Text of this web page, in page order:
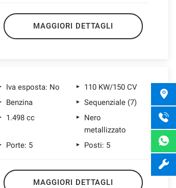
MAGGIORI DETTAGLI
Iva esposta: No
110 KW/150 CV
Benzina
Sequenziale (7)
1.498 cc
Nero
metallizzato
Porte: 5
Posti: 5
MAGGIORI DETTAGLI